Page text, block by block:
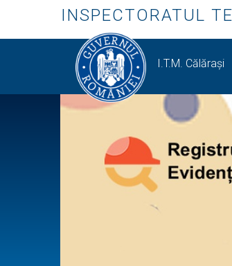
INSPECTORATUL
I.T.M. Călăraşi